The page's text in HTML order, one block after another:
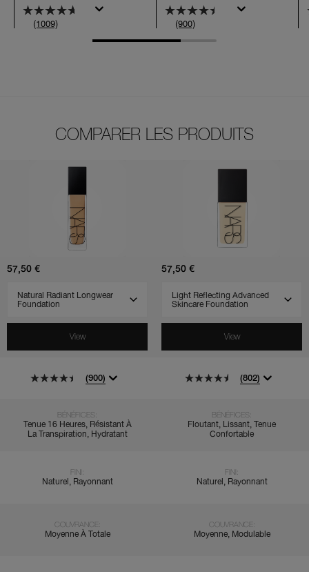
(1009) (900)
COMPARER LES PRODUITS
Natural
Radiant
Longwear
Foundation
57,50 €
View
(900)
BÉNÉFICES:
Tenue 16 Heures, Résistant À
La Transpiration, Hydratant
FINI:
Naturel, Rayonnant
COUVRANCE:
Moyenne À Totale
Light
Reflecting
Advanced
Skincare
57,50 €
View
(802)
BÉNÉFICES:
Floutant, Lissant, Tenue
Confortable
FINI:
Naturel, Rayonnant
COUVRANCE:
Moyenne, Modulable